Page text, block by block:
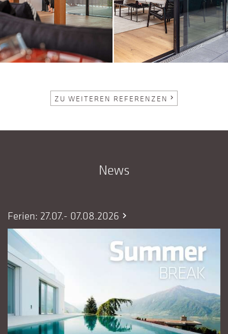
ZU WEITEREN REFERENZEN chevron_right
News
Ferien: 27.07.- 07.08.2026 chevron_right